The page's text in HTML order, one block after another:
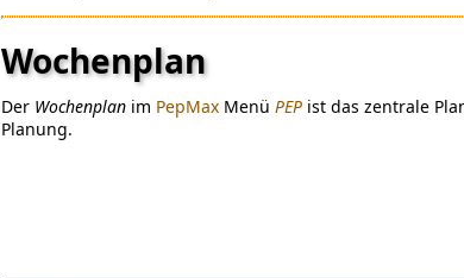
Wochenplan
Der Wochenplan im PepMax Menü PEP ist das zentrale
Planung.